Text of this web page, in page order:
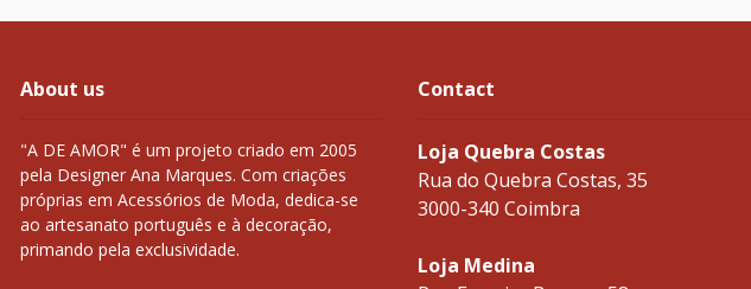
About us
"A DE AMOR" é um projeto criado em 2005
pela Designer Ana Marques. Com criações
próprias em Acessórios de Moda, dedica-se
ao artesanato português e à decoração,
primando pela exclusividade.
Contact
Loja Quebra Costas
Rua do Quebra Costas, 35
3000-340 Coimbra
Loja Medina